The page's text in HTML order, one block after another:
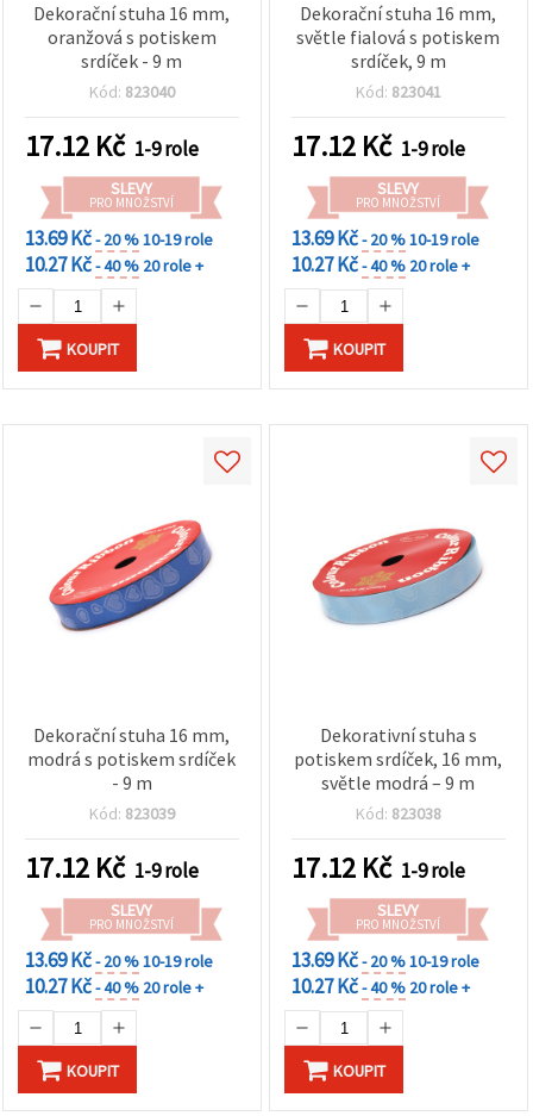
Dekorační stuha 16 mm,
oranžová s potiskem
srdíček - 9 m
Kód: 823040
17.12 Kč 1-9 role
SLEVY
PRO MNOŽSTVÍ
13.69 Kč- 20 %10-19 role
10.27 Kč- 40 % 20 role +
KOUPIT
Dekorační stuha 16 mm,
světle fialová s potiskem
srdíček, 9 m
Kód: 823041
17.12 Kč 1-9 role
SLEVY
PRO MNOŽSTVÍ
13.69 Kč- 20 %10-19 role
10.27 Kč- 40 % 20 role +
KOUPIT
Dekorační stuha 16 mm,
modrá s potiskem srdíček
- 9 m
Kód: 823039
17.12 Kč 1-9 role
SLEVY
PRO MNOŽSTVÍ
13.69 Kč- 20 %10-19 role
10.27 Kč- 40 % 20 role +
KOUPIT
Dekorativní stuha s
potiskem srdíček, 16 mm,
světle modrá – 9 m
Kód: 823038
17.12 Kč 1-9 role
SLEVY
PRO MNOŽSTVÍ
13.69 Kč- 20 %10-19 role
10.27 Kč- 40 % 20 role +
KOUPIT